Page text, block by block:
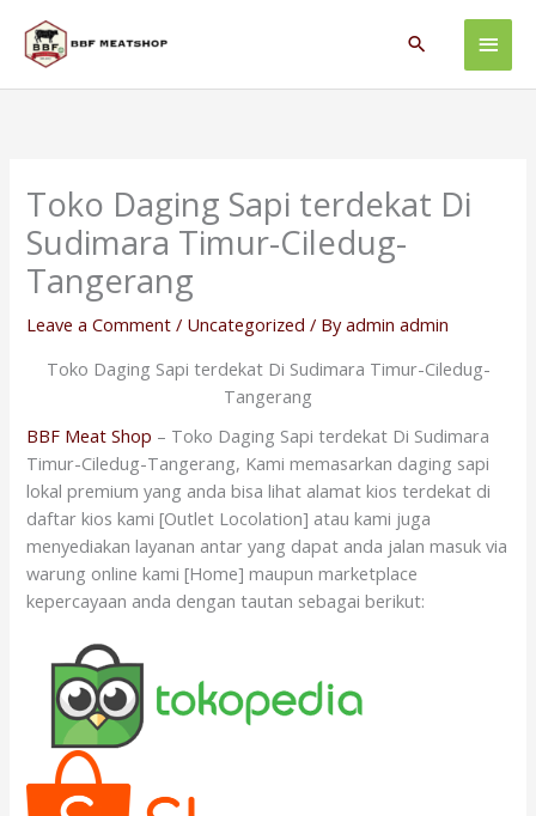
content
Main
Search
Toko Daging Sapi terdekat Di
Sudimara Timur-Ciledug-
Tangerang
Leave a Comment / Uncategorized / Byadmin admin
Toko Daging Sapi terdekat Di Sudimara Timur-Ciledug-
Tangerang
BBF Meat Shop – Toko Daging Sapi terdekat Di Sudimara
Timur-Ciledug-Tangerang, Kami memasarkan daging sapi
lokal premium yang anda bisa lihat alamat kios terdekat di
daftar kios kami [Outlet Locolation] atau kami juga
menyediakan layanan antar yang dapat anda jalan masuk via
warung online kami [Home] maupun marketplace
kepercayaan anda dengan tautan sebagai berikut: